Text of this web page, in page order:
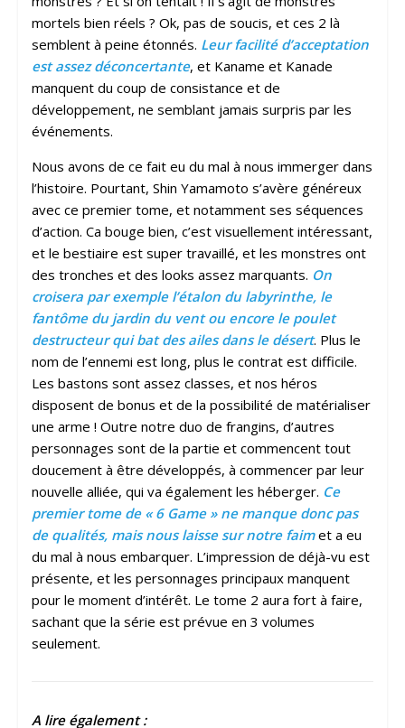
mortels bien réels ? Ok, pas de soucis, et ces 2 là
semblent à peine étonnés. Leur facilité d’acceptation
est assez déconcertante, et Kaname et Kanade
manquent du coup de consistance et de
développement, ne semblant jamais surpris par les
événements.
Nous avons de ce fait eu du mal à nous immerger dans
l’histoire. Pourtant, Shin Yamamoto s’avère généreux
avec ce premier tome, et notamment ses séquences
d’action. Ca bouge bien, c’est visuellement intéressant,
et le bestiaire est super travaillé, et les monstres ont
des tronches et des looks assez marquants. On
croisera par exemple l’étalon du labyrinthe, le
fantôme du jardin du vent ou encore le poulet
destructeur qui bat des ailes dans le désert. Plus le
nom de l’ennemi est long, plus le contrat est difficile.
Les bastons sont assez classes, et nos héros
disposent de bonus et de la possibilité de matérialiser
une arme ! Outre notre duo de frangins, d’autres
personnages sont de la partie et commencent tout
doucement à être développés, à commencer par leur
nouvelle alliée, qui va également les héberger. Ce
premier tome de « 6 Game » ne manque donc pas
de qualités, mais nous laisse sur notre faimet a eu
du mal à nous embarquer. L’impression de déjà-vu est
présente, et les personnages principaux manquent
pour le moment d’intérêt. Le tome 2 aura fort à faire,
sachant que la série est prévue en 3 volumes
seulement.
A lire également :